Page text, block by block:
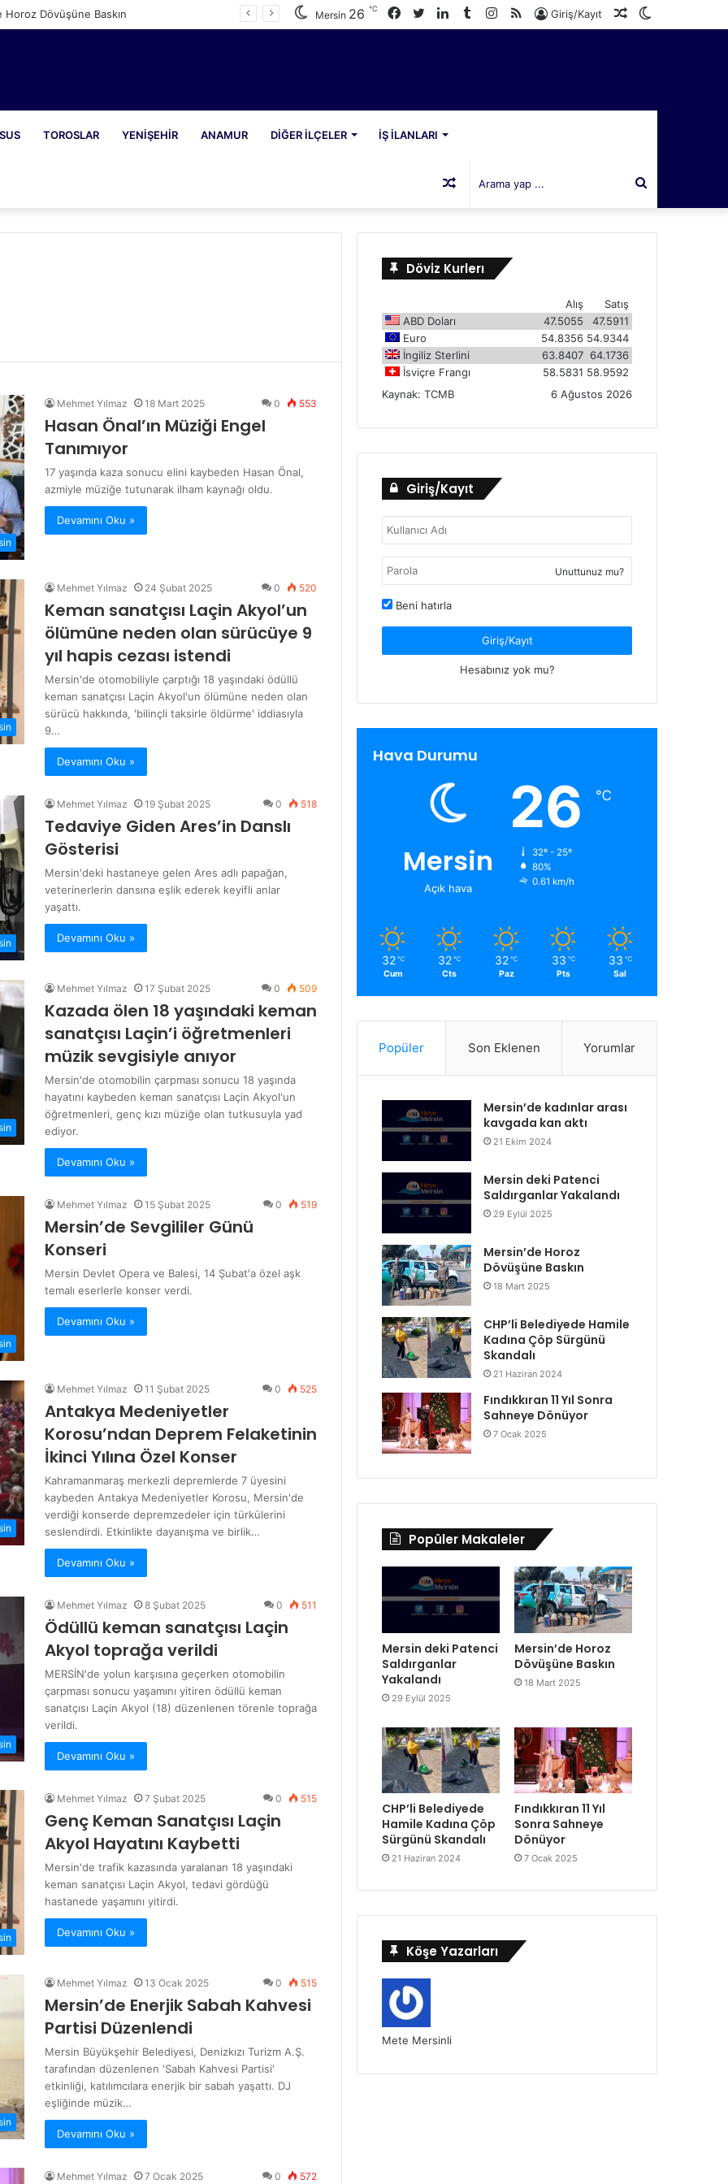
Horoz Dövüşüne Baskın
Rastgele
Giriş/Kayıt
RSS
Instagram
Tumblr
LinkedIn
Twitter
Facebook
Mersin 26 ℃
TOROSLAR YENIŞEHIR ANAMUR DIĞER İLÇELER İŞ İLANLARI
Arama
yap
Rastgele
Makale
Mehmet Yılmaz 18 Mart 2025 0 553
Hasan Önal’ın Müziği Engel
Tanımıyor
17 yaşında kaza sonucu elini kaybeden Hasan Önal,
azmiyle müziğe tutunarak ilham kaynağı oldu.
Devamını Oku »
Mehmet Yılmaz 24 Şubat 2025 0 520
Keman sanatçısı Laçin Akyol’un
ölümüne neden olan sürücüye 9
yıl hapis cezası istendi
Mersin'de otomobiliyle çarptığı 18 yaşındaki ödüllü
keman sanatçısı Laçin Akyol'un ölümüne neden olan
sürücü hakkında, 'bilinçli taksirle öldürme' iddiasıyla
9…
Devamını Oku »
Mehmet Yılmaz 19 Şubat 2025 0 518
Tedaviye Giden Ares’in Danslı
Gösterisi
Mersin'deki hastaneye gelen Ares adlı papağan,
veterinerlerin dansına eşlik ederek keyifli anlar
yaşattı.
Devamını Oku »
Mehmet Yılmaz 17 Şubat 2025 0 509
Kazada ölen 18 yaşındaki keman
sanatçısı Laçin’i öğretmenleri
müzik sevgisiyle anıyor
Mersin'de otomobilin çarpması sonucu 18 yaşında
hayatını kaybeden keman sanatçısı Laçin Akyol'un
öğretmenleri, genç kızı müziğe olan tutkusuyla yad
ediyor.
Devamını Oku »
Mehmet Yılmaz 15 Şubat 2025 0 519
Mersin’de Sevgililer Günü
Konseri
Mersin Devlet Opera ve Balesi, 14 Şubat'a özel aşk
temalı eserlerle konser verdi.
Devamını Oku »
Mehmet Yılmaz 11 Şubat 2025 0 525
Antakya Medeniyetler
Korosu’ndan Deprem Felaketinin
İkinci Yılına Özel Konser
Kahramanmaraş merkezli depremlerde 7 üyesini
kaybeden Antakya Medeniyetler Korosu, Mersin'de
verdiği konserde depremzedeler için türkülerini
seslendirdi. Etkinlikte dayanışma ve birlik…
Devamını Oku »
Mehmet Yılmaz 8 Şubat 2025 0 511
Ödüllü keman sanatçısı Laçin
Akyol toprağa verildi
MERSİN'de yolun karşısına geçerken otomobilin
çarpması sonucu yaşamını yitiren ödüllü keman
sanatçısı Laçin Akyol (18) düzenlenen törenle toprağa
verildi.
Devamını Oku »
Mehmet Yılmaz 7 Şubat 2025 0 515
Genç Keman Sanatçısı Laçin
Akyol Hayatını Kaybetti
Mersin'de trafik kazasında yaralanan 18 yaşındaki
keman sanatçısı Laçin Akyol, tedavi gördüğü
hastanede yaşamını yitirdi.
Devamını Oku »
Mehmet Yılmaz 13 Ocak 2025 0 515
Mersin’de Enerjik Sabah Kahvesi
Partisi Düzenlendi
Mersin Büyükşehir Belediyesi, Denizkızı Turizm A.Ş.
tarafından düzenlenen 'Sabah Kahvesi Partisi'
etkinliği, katılımcılara enerjik bir sabah yaşattı. DJ
eşliğinde müzik…
Devamını Oku »
Mehmet Yılmaz 7 Ocak 2025 0 572
Döviz Kurlerı
Satış
Alış
ABD Doları
47.5911
47.5055
Euro
54.9344
54.8356
İngiliz Sterlini
64.1736
63.8407
İsviçre Frangı
58.9592
58.5831
Kaynak:TCMB 6 Ağustos 2026
Giriş/Kayıt
Unuttunuz mu?
Beni hatırla
Giriş/Kayıt
Hesabınız yok mu?
Hava Durumu
Mersin
Açık hava
26 ℃
32º - 25º
80%
0.61 km/h
32 ℃
Cum
32 ℃
Cts
32 ℃
Paz
33 ℃
Pts
33 ℃
Sal
Popüler Son Eklenen Yorumlar
Mersin’de kadınlar arası
kavgada kan aktı
21 Ekim 2024
Mersin deki Patenci
Saldırganlar Yakalandı
29 Eylül 2025
Mersin’de Horoz
Dövüşüne Baskın
18 Mart 2025
CHP’li Belediyede Hamile
Kadına Çöp Sürgünü
Skandalı
21 Haziran 2024
Fındıkkıran 11 Yıl Sonra
Sahneye Dönüyor
7 Ocak 2025
Popüler Makaleler
Mersin deki Patenci
Saldırganlar
Yakalandı
29 Eylül 2025
Mersin’de Horoz
Dövüşüne Baskın
18 Mart 2025
CHP’li Belediyede
Hamile Kadına Çöp
Sürgünü Skandalı
21 Haziran 2024
Fındıkkıran 11 Yıl
Sonra Sahneye
Dönüyor
7 Ocak 2025
Köşe Yazarları
Mete Mersinli